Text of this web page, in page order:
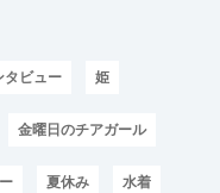
タビュー 姫
金曜日のチアガール
夏休み 水着